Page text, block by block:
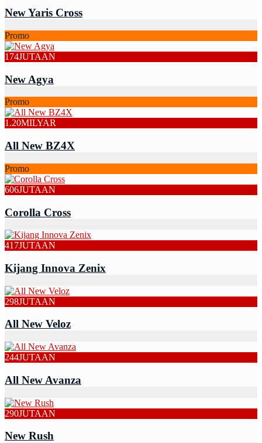
New Yaris Cross
Promo
174JUTAAN
New Agya
Promo
1.20MILYAR
All New BZ4X
Promo
606JUTAAN
Corolla Cross
417JUTAAN
Kijang Innova Zenix
298JUTAAN
All New Veloz
244JUTAAN
All New Avanza
290JUTAAN
New Rush